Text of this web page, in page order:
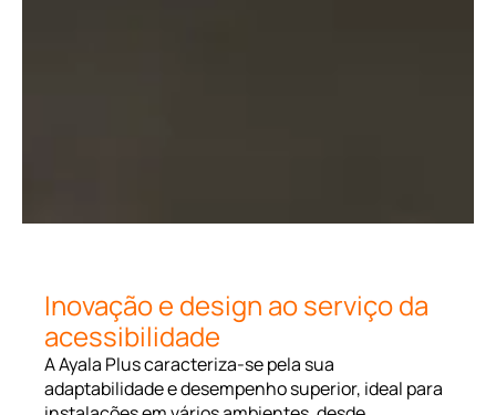
Inovação e design ao serviço da
acessibilidade
A Ayala Plus caracteriza-se pela sua
adaptabilidade e desempenho superior, ideal para